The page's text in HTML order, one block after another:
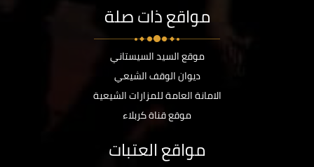
مواقع ذات صلة
موقع السيد السيستاني
ديوان الوقف الشيعي
الامانة العامة للمزارات الشيعية
موقع قناة كربلاء
مواقع العتبات